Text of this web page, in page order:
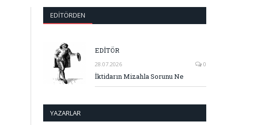
EDITÖRDEN
EDİTÖR
28.07.2026 0
İktidarın Mizahla Sorunu Ne
YAZARLAR